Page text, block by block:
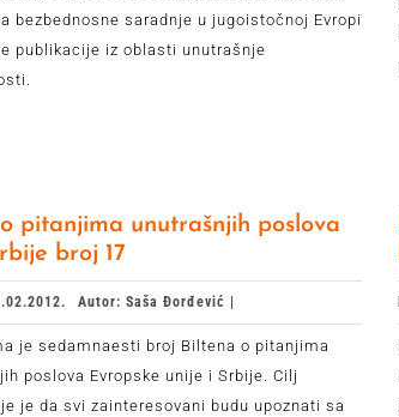
bezbednosne saradnje u jugoistočnoj Evropi
publikacije iz oblasti unutrašnje
pitanjima unutrašnjih poslova
broj 17
Autor: Saša Đorđević |
je sedamnaesti broj Biltena o pitanjima
poslova Evropske unije i Srbije. Cilj
je da svi zainteresovani budu upoznati sa